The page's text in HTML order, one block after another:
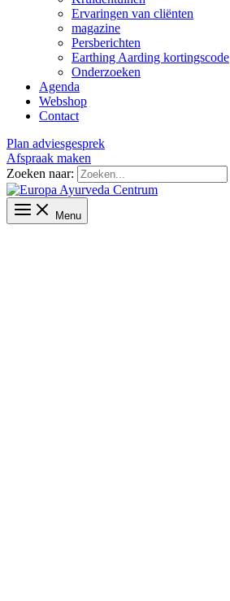
Ervaringen van cliënten
magazine
Persberichten
Earthing Aarding kortingscode
Onderzoeken
Agenda
Webshop
Contact
Plan adviesgesprek
Afspraak maken
Zoeken naar:
Menu